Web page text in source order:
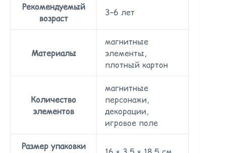
Рекомендуемый
возраст
3–6 лет
Материалы
магнитные
элементы,
плотный картон
Количество
элементов
магнитные
персонажи,
декорации,
игровое поле
Размер упаковки